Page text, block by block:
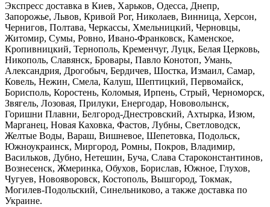
Экспресс доставка в Киев, Харьков, Одесса, Днепр,
Запорожье, Львов, Кривой Рог, Николаев, Винница, Херсон,
Чернигов, Полтава, Черкассы, Хмельницкий, Черновцы,
Житомир, Сумы, Ровно, Ивано-Франковск, Каменское,
Кропивницкий, Тернополь, Кременчуг, Луцк, Белая Церковь,
Никополь, Славянск, Бровары, Павло Конотоп, Умань,
Александрия, Дрогобыч, Бердичев, Шостка, Измаил, Самар,
Ковель, Нежин, Смела, Калуш, Шептицкий, Первомайск,
Борисполь, Коростень, Коломыя, Ирпень, Стрый, Черноморск,
Звягель, Лозовая, Прилуки, Енергодар, Нововолынск,
Горишни Плавни, Белгород-Днестровский, Ахтырка, Изюм,
Марганец, Новая Каховка, Фастов, Лубны, Светловодск,
Желтые Воды, Вараш, Вишневое, Шепетовка, Подольск,
Южноукраинск, Миргород, Ромны, Покров, Владимир,
Васильков, Дубно, Нетешин, Буча, Слава Староконстантинов,
Вознесенск, Жмеринка, Обухов, Борислав, Южное, Глухов,
Чугуев, Новояворовск, Костополь, Вышгород, Токмак,
Могилев-Подольский, Синельниково, а также доставка по
Украине.